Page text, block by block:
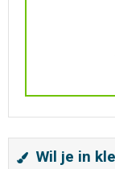
Wil je in